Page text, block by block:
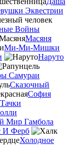
Эквестрии
Войны
Масяня
Ми-Ми-Мишки
Наруто
Самураи
Сказочный
София
Тачки
Мир Гамбола
И Ферб
Холодное